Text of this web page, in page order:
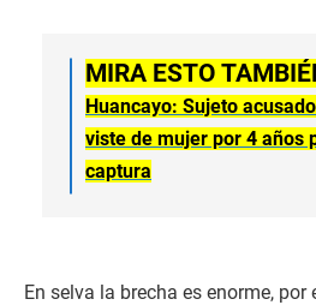
MIRA ESTO
Huancayo: Sujeto
viste de mujer por 4 años
captura
En selva la brecha es enorme,